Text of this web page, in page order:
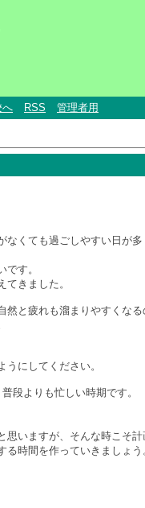
へ RSS 管理者用
なくても過ごしやすい日が多
す。
きました。
然と疲れも溜まりやすくなる
にしてください。
段よりも忙しい時期です。
思いますが、そんな時こそ計
る時間を作っていきましょう